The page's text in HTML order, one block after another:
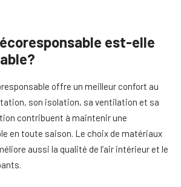
est-elle
offre un meilleur confort au
son isolation, sa ventilation et sa
contribuent à maintenir une
en toute saison. Le choix de matériaux
aussi la qualité de l’air intérieur et le